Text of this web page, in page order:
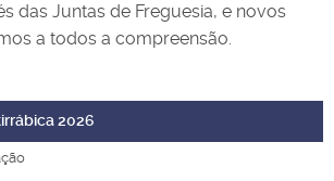
das Juntas de Freguesia, e novos
a todos a compreensão.
2026